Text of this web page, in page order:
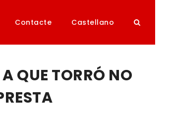
Contacte Castellano
QUE TORRÓ NO